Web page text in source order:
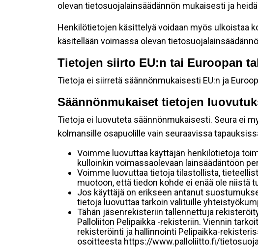
olevan tietosuojalainsäädännön mukaisesti ja
Henkilötietojen käsittelyä voidaan myös ulkoistaa
käsitellään voimassa olevan
Tietojen siirto EU:n tai Euroopan
Tietoja ei siirretä säännönmukaisesti EU:n ja
Säännönmukaiset tietojen
Tietoja ei luovuteta säännönmukaisesti. Seura ei
kolmansille osapuolille vain seuraavissa
Voimme luovuttaa käyttäjän henkilötietoja
kulloinkin voimassaolevaan lainsäädäntöön
Voimme luovuttaa tietoja tilastollista,
muotoon, että tiedon kohde ei enää ole niistä
Jos käyttäjä on erikseen antanut
tietoja luovuttaa tarkoin valituille
Tähän jäsenrekisteriin tallennettuja
Palloliiton Pelipaikka -rekisteriin. Viennin
rekisteröinti ja hallinnointi Pelipaikka-
osoitteesta https://www.palloliitto.fi/